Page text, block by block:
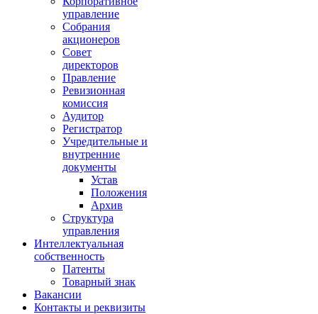
управление
Собрания
акционеров
Совет
директоров
Правление
Ревизионная
комиссия
Аудитор
Регистратор
Учредительные и
внутренние
документы
Устав
Положения
Архив
Структура
управления
Интеллектуальная
собственность
Патенты
Товарный знак
Вакансии
Контакты и реквизиты